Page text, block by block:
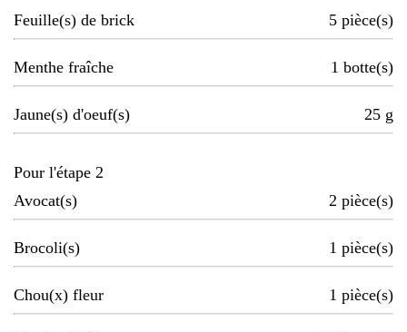
Feuille(s) de brick 5 pièce(s)
Menthe fraîche 1 botte(s)
Jaune(s) d'oeuf(s) 25 g
Pour l'étape 2
Avocat(s)
2 pièce(s)
Brocoli(s) 1 pièce(s)
Chou(x) fleur 1 pièce(s)